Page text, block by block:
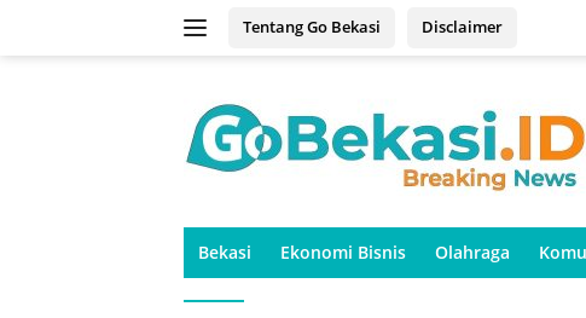
Tentang Go Bekasi Disclaimer
Bekasi Ekonomi Bisnis Olahraga